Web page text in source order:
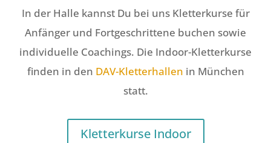
In der Halle kannst Du bei uns Kletterkurse für
Anfänger und Fortgeschrittene buchen sowie
individuelle Coachings. Die Indoor-Kletterkurse
finden in den DAV-Kletterhallen in München
statt.
Kletterkurse Indoor